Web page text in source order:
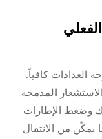
العدادات كافياً.
المدمجة
وضغط الإطارات
يمكّن من الانتقال